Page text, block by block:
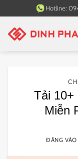
qua
nội
Hotline:
Tải 10+
Miễn
ĐĂNG